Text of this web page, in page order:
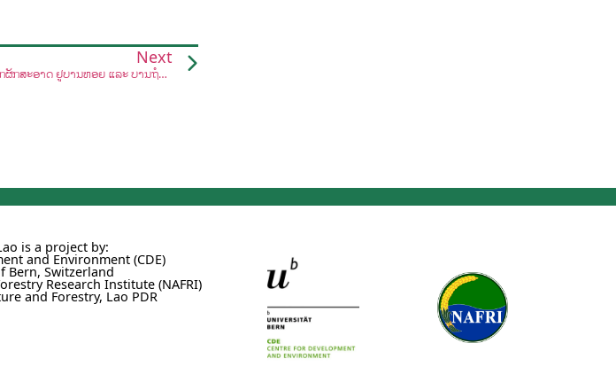
Next
ນາຍົກລັດຖະມົນຕີີ ລົງຢ້ຽມຢາມກຸ່ມປູກຜັກສະອາດ ຢູ່ບ້ານຫອຍ ແລະ ບ້ານຖໍ້າ ເມືອງຄູນ
is a project by:
and Environment (CDE)
Bern, Switzerland
Research Institute (NAFRI)
and Forestry, Lao PDR